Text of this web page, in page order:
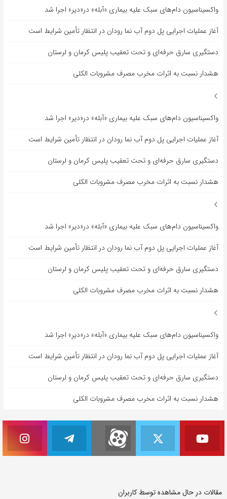
واکسیناسیون دام‌های سبک علیه بیماری «آبله» در«دیر» اجرا شد
آغاز عملیات اجرایی پل دوم آب نما رودان در انتظار تأمین شرایط است
دستگیری سارق حرفه‌ای و تحت تعقیب پلیس کرمان و لرستان
هشدار نسبت به اثرات مخرب مصرف مشروبات الکلی
واکسیناسیون دام‌های سبک علیه بیماری «آبله» در«دیر» اجرا شد
آغاز عملیات اجرایی پل دوم آب نما رودان در انتظار تأمین شرایط است
دستگیری سارق حرفه‌ای و تحت تعقیب پلیس کرمان و لرستان
هشدار نسبت به اثرات مخرب مصرف مشروبات الکلی
واکسیناسیون دام‌های سبک علیه بیماری «آبله» در«دیر» اجرا شد
آغاز عملیات اجرایی پل دوم آب نما رودان در انتظار تأمین شرایط است
دستگیری سارق حرفه‌ای و تحت تعقیب پلیس کرمان و لرستان
هشدار نسبت به اثرات مخرب مصرف مشروبات الکلی
واکسیناسیون دام‌های سبک علیه بیماری «آبله» در«دیر» اجرا شد
آغاز عملیات اجرایی پل دوم آب نما رودان در انتظار تأمین شرایط است
دستگیری سارق حرفه‌ای و تحت تعقیب پلیس کرمان و لرستان
هشدار نسبت به اثرات مخرب مصرف مشروبات الکلی
مقالات در حال مشاهده توسط کاربران